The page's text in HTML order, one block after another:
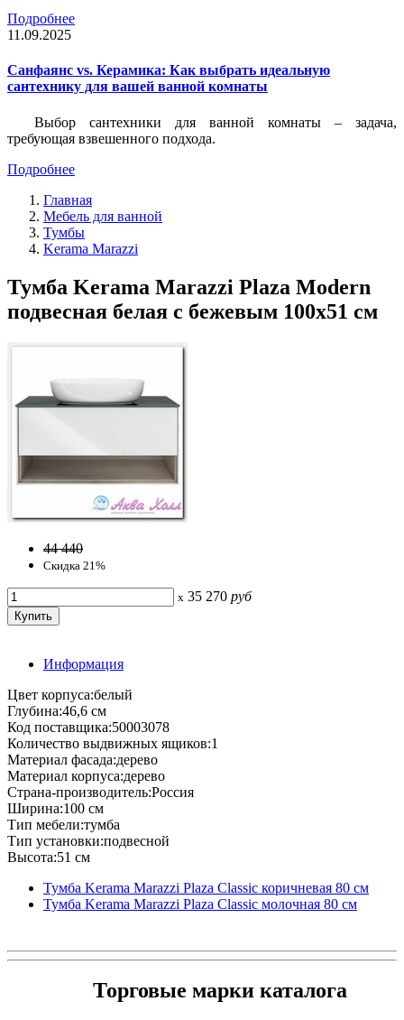
Подробнее
11.09.2025
Санфаянс vs. Керамика: Как выбрать идеальную
сантехнику для вашей ванной комнаты
Выбор сантехники для ванной комнаты – задача,
требующая взвешенного подхода.
Подробнее
Главная
Мебель для ванной
Тумбы
Kerama Marazzi
Тумба Kerama Marazzi Plaza Modern
подвесная белая с бежевым 100х51 см
44 440
Скидка 21%
x 35 270 руб
Информация
Цвет корпуса:белый
Глубина:46,6 см
Код поставщика:50003078
Количество выдвижных ящиков:1
Материал фасада:дерево
Материал корпуса:дерево
Страна-производитель:Россия
Ширина:100 см
Тип мебели:тумба
Тип установки:подвесной
Высота:51 см
Тумба Kerama Marazzi Plaza Classic коричневая 80 см
Тумба Kerama Marazzi Plaza Classic молочная 80 см
Торговые марки каталога